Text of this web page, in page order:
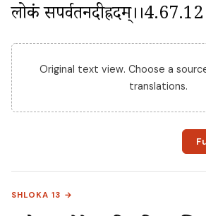
लोकं
Original text view. Choose a
translations.
SHLOKA 13 →